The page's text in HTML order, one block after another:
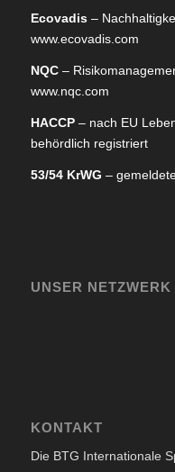
Ecovadis–
www.ecovadis.com
NQC–
www.nqc.com
HACCP– nach EU
behördlich registriert
53/54 KrWG –
UNSER NETZWERK
KONTAKT
Die BTG Internationale